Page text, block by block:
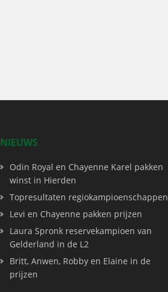
NIEUWS
Odin Royal en Chayenne Karel pakken
winst in Hierden
Topresultaten regiokampioenschappen
Levi en Chayenne pakken prijzen
Laura Spronk reservekampioen van
Gelderland in de L2
Britt, Anwen, Robby en Elaine in de
prijzen